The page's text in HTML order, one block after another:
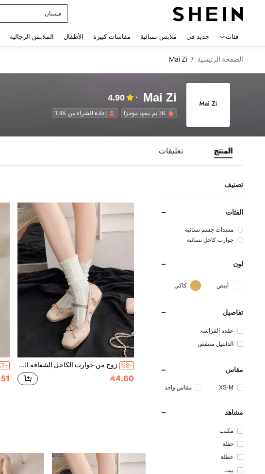
فستان
فئات جديد في ملابس نسائية مقاسات كبيرة الأطفال الملابس الرجالية
الصفحة الرئيسية /
Mai Zi
Mai Zi
4.90
3K تم بيعها مؤخرًا إعادة الشراء من 1.9K
المنتج تعليقات
تصنيف
الفئات
مشدات جسم نسائية
جوارب كاحل نسائية
لون
أبيض كاكي
تفاصيل
عقدة الفراشة
الدانتيل منتفض
مقاس
XS-M مقاس واحد
مشاهد
مكتب
حفلة
عطلة
بيت
%8- زوج من جوارب الكاحل الشفافة البيضاء المزركشة بالدانتيل المطرزة للنساء، مناسبة للاستخدام في الحفلات واليومي الصيفي الرقيق
4.60